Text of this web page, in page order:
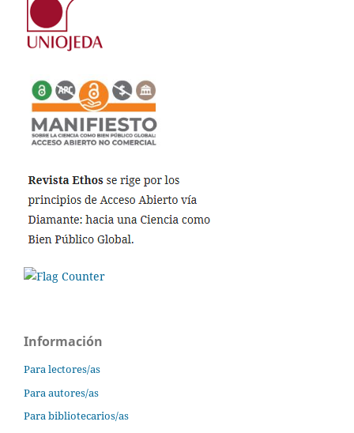
Información
Para lectores/as
Para autores/as
Para bibliotecarios/as